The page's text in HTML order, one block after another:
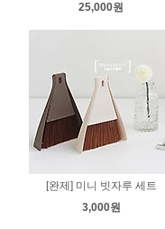
25,000원
[완제] 미니 빗자루 세트
3,000원